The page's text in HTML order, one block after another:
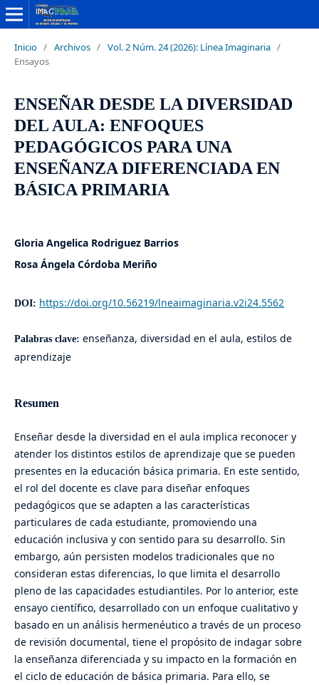
Inicio / Archivos / Vol. 2 Núm. 24 (2026): Línea Imaginaria /
Ensayos
ENSEÑAR DESDE LA DIVERSIDAD
DEL AULA: ENFOQUES
PEDAGÓGICOS PARA UNA
ENSEÑANZA DIFERENCIADA EN
BÁSICA PRIMARIA
Gloria Angelica Rodriguez Barrios
Rosa Ángela Córdoba Meriño
DOI: https://doi.org/10.56219/lneaimaginaria.v2i24.5562
Palabras clave: enseñanza, diversidad en el aula, estilos de
aprendizaje
Resumen
Enseñar desde la diversidad en el aula implica reconocer y
atender los distintos estilos de aprendizaje que se pueden
presentes en la educación básica primaria. En este sentido,
el rol del docente es clave para diseñar enfoques
pedagógicos que se adapten a las características
particulares de cada estudiante, promoviendo una
educación inclusiva y con sentido para su desarrollo. Sin
embargo, aún persisten modelos tradicionales que no
consideran estas diferencias, lo que limita el desarrollo
pleno de las capacidades estudiantiles. Por lo anterior, este
ensayo científico, desarrollado con un enfoque cualitativo y
basado en un análisis hermenéutico a través de un proceso
de revisión documental, tiene el propósito de indagar sobre
la enseñanza diferenciada y su impacto en la formación en
el ciclo de educación de básica primaria. Para ello, se